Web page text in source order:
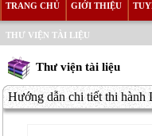
TRANG CHỦ GIỚI THIỆU
THƯ VIỆN TÀI LIỆU
Thư viện tài liệu
Hướng dẫn chi tiết thi hành